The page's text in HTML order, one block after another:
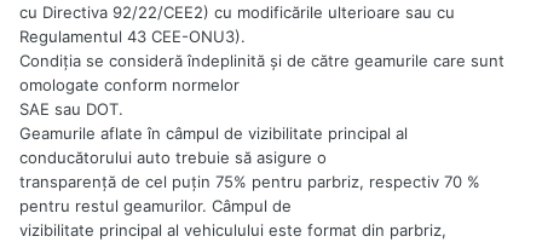
cu Directiva 92/22/CEE2) cu modificările ulterioare sau cu
Regulamentul 43 CEE-ONU3).
Condiţia se consideră îndeplinită şi de către geamurile care sunt
omologate conform normelor
SAE sau DOT.
Geamurile aflate în câmpul de vizibilitate principal al
conducătorului auto trebuie să asigure o
transparenţă de cel puţin 75% pentru parbriz, respectiv 70 %
pentru restul geamurilor. Câmpul de
vizibilitate principal al vehiculului este format din parbriz,